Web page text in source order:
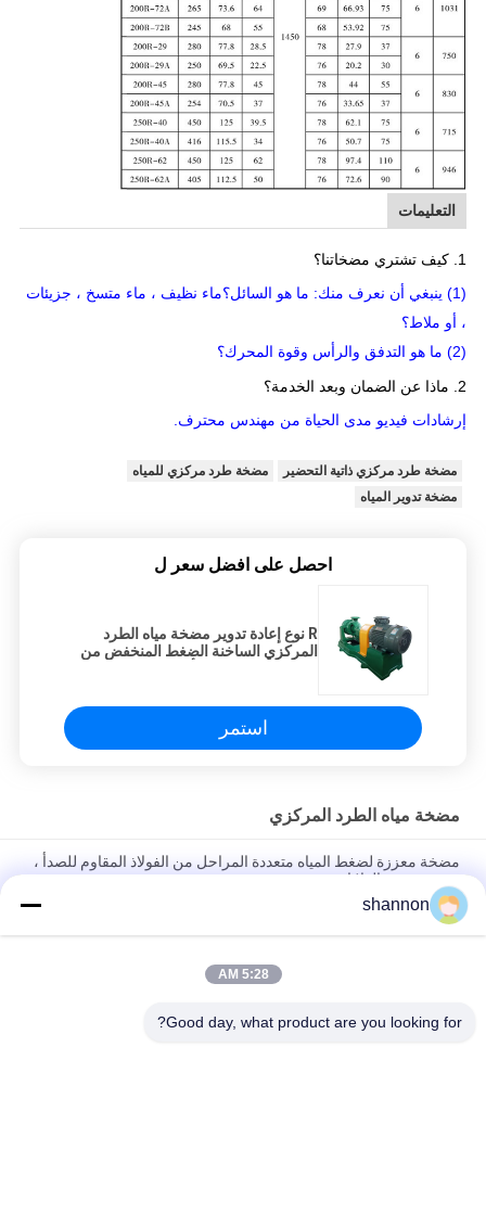
التعليمات
1. كيف تشتري مضخاتنا؟
(1) ينبغي أن نعرف منك: ما هو السائل؟ماء نظيف ، ماء متسخ ، جزيئات
، أو ملاط؟
(2) ما هو التدفق والرأس وقوة المحرك؟
2. ماذا عن الضمان وبعد الخدمة؟
إرشادات فيديو مدى الحياة من مهندس محترف.
مضخة طرد مركزي ذاتية التحضير
مضخة طرد مركزي للمياه
مضخة تدوير المياه
احصل على افضل سعر ل
R نوع إعادة تدوير مضخة مياه الطرد
المركزي الساخنة الضغط المنخفض من
استمر
مضخة مياه الطرد المركزي
مضخة معززة لضغط المياه متعددة المراحل من الفولاذ المقاوم للصدأ ،
مضخة تغذية الغلايات
مضخة تغذية الغلايات بمضخة إطفاء الحريق العمودية المحمولة في
محطة توليد الطاقة الحرارية
shannon
5:28 AM
Good day, what product are you looking for?